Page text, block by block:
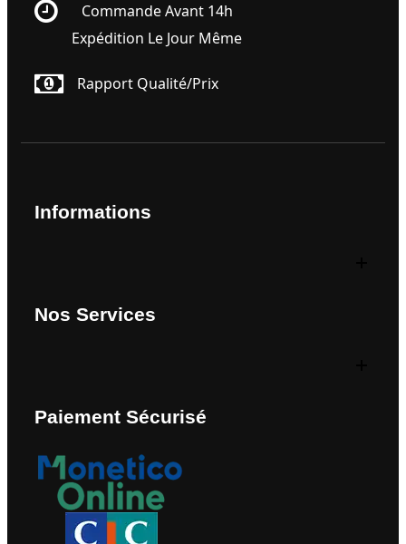
Commande Avant 14h
Expédition Le Jour Même
Rapport Qualité/prix
Informations
Nos Services
Paiement Sécurisé